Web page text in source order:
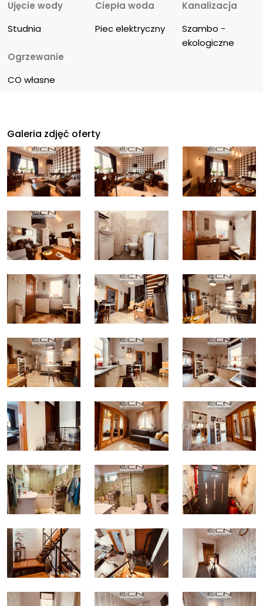
Ujęcie wody
Studnia
Ciepła woda
Piec elektryczny
Kanalizacja
Szambo -
ekologiczne
Ogrzewanie
CO własne
Galeria zdjęć oferty